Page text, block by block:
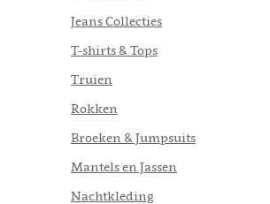
Jeans Collecties
T-shirts & Tops
Truien
Rokken
Broeken & Jumpsuits
Mantels en Jassen
Nachtkleding